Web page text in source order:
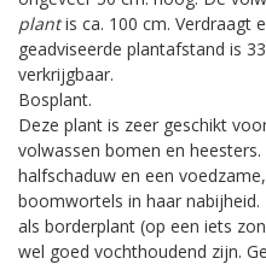
plantis ca. 100 cm. Verdraagt
geadviseerde plantafstand is
verkrijgbaar.
Bosplant.
Deze plant is zeer geschikt
volwassen bomen en
halfschaduw en een
boomwortels in haar
als borderplant (op een iets
wel goed vochthoudend zijn.